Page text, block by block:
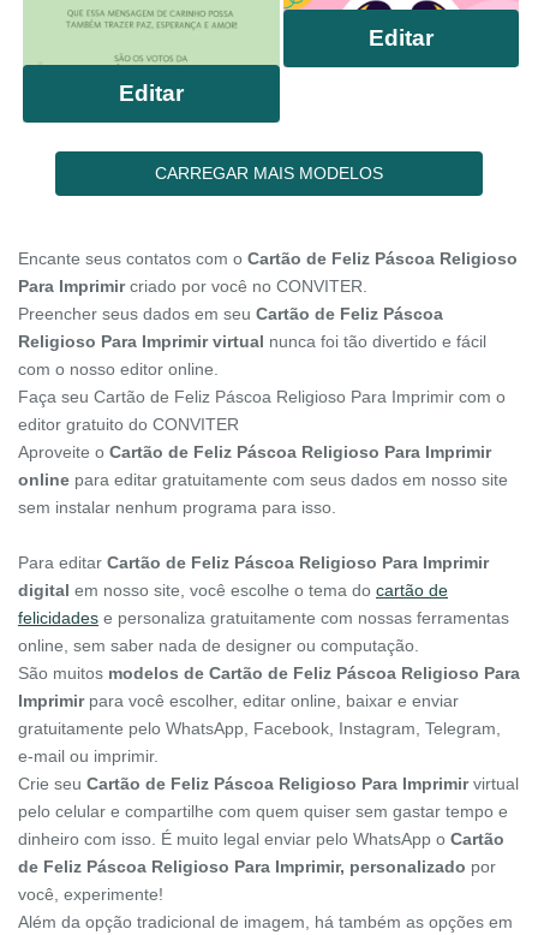
Editar
Editar
CARREGAR MAIS MODELOS
Encante seus contatos com o Cartão de Feliz Páscoa Religioso
Para Imprimircriado por você no CONVITER.
Preencher seus dados em seu Cartão de Feliz Páscoa
Religioso Para Imprimir virtual nunca foi tão divertido e fácil
com o nosso editor online.
Faça seu Cartão de Feliz Páscoa Religioso Para Imprimir com o
editor gratuito do CONVITER
Aproveite o Cartão de Feliz Páscoa Religioso Para Imprimir
online para editar gratuitamente com seus dados em nosso site
sem instalar nenhum programa para isso.
Para editar Cartão de Feliz Páscoa Religioso Para Imprimir
digital em nosso site, você escolhe o tema do cartão de
felicidades e personaliza gratuitamente com nossas ferramentas
online, sem saber nada de designer ou computação.
São muitos modelos de Cartão de Feliz Páscoa Religioso Para
Imprimirpara você escolher, editar online, baixar e enviar
gratuitamente pelo WhatsApp, Facebook, Instagram, Telegram,
e-mail ou imprimir.
Crie seu Cartão de Feliz Páscoa Religioso Para Imprimirvirtual
pelo celular e compartilhe com quem quiser sem gastar tempo e
dinheiro com isso. É muito legal enviar pelo WhatsApp o Cartão
de Feliz Páscoa Religioso Para Imprimir, personalizado por
você, experimente!
Além da opção tradicional de imagem, há também as opções em